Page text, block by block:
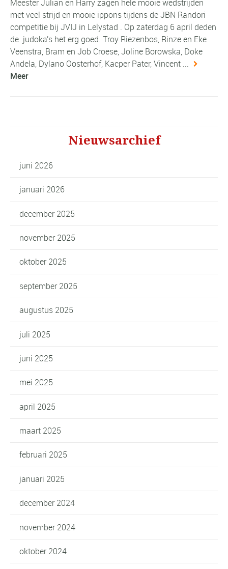
Meester Julian en Harry zagen hele mooie wedstrijden
met veel strijd en mooie ippons tijdens de JBN Randori
competitie bij JVIJ in Lelystad . Op zaterdag 6 april deden
de judoka's het erg goed. Troy Riezenbos, Rinze en Eke
Veenstra, Bram en Job Croese, Joline Borowska, Doke
Andela, Dylano Oosterhof, Kacper Pater, Vincent ...
Meer
Nieuwsarchief
juni 2026
januari 2026
december 2025
november 2025
oktober 2025
september 2025
augustus 2025
juli 2025
juni 2025
mei 2025
april 2025
maart 2025
februari 2025
januari 2025
december 2024
november 2024
oktober 2024